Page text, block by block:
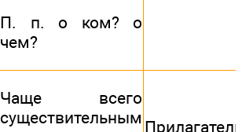
П. п. о ком? о
чем?
Чаще всего
существительным